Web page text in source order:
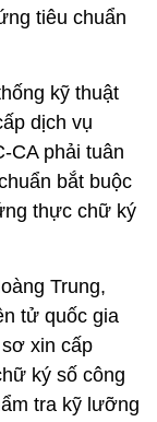
tiêu chuẩn
kỹ thuật
dịch vụ
CA phải tuân
bắt buộc
thực chữ ký
Trung,
tử quốc gia
xin cấp
ký số công
tra kỹ lưỡng